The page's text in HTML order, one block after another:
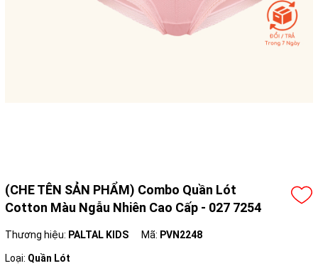
(CHE TÊN SẢN PHẨM) Combo Quần Lót
Cotton Màu Ngẫu Nhiên Cao Cấp - 027 7254
Thương hiệu: PALTAL KIDS Mã: PVN2248
Loại: Quần Lót